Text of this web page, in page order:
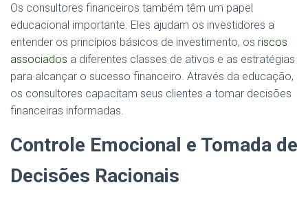
Os consultores financeiros também têm um papel
educacional importante. Eles ajudam os investidores a
entender os princípios básicos de investimento, os riscos
associados a diferentes classes de ativos e as estratégias
para alcançar o sucesso financeiro. Através da educação,
os consultores capacitam seus clientes a tomar decisões
financeiras informadas.
Controle Emocional e Tomada de
Decisões Racionais